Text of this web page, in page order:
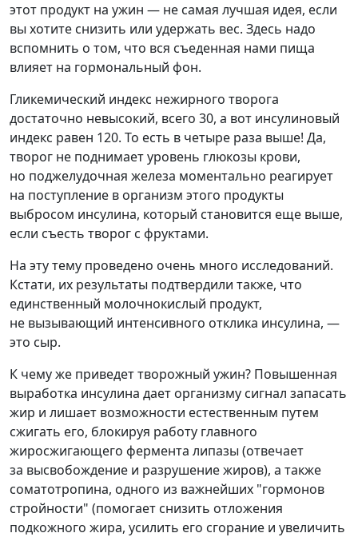
этот продукт на ужин — не самая лучшая идея, если
вы хотите снизить или удержать вес. Здесь надо
вспомнить о том, что вся съеденная нами пища
влияет на гормональный фон.
Гликемический индекс нежирного творога
достаточно невысокий, всего 30, а вот инсулиновый
индекс равен 120. То есть в четыре раза выше! Да,
творог не поднимает уровень глюкозы крови,
но поджелудочная железа моментально реагирует
на поступление в организм этого продукты
выбросом инсулина, который становится еще выше,
если съесть творог с фруктами.
На эту тему проведено очень много исследований.
Кстати, их результаты подтвердили также, что
единственный молочнокислый продукт,
не вызывающий интенсивного отклика инсулина, —
это сыр.
К чему же приведет творожный ужин? Повышенная
выработка инсулина дает организму сигнал запасать
жир и лишает возможности естественным путем
сжигать его, блокируя работу главного
жиросжигающего фермента липазы (отвечает
за высвобождение и разрушение жиров), а также
соматотропина, одного из важнейших "гормонов
стройности" (помогает снизить отложения
подкожного жира, усилить его сгорание и увеличить